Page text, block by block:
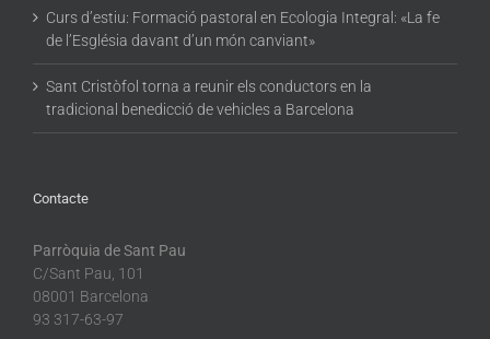
Curs d’estiu: Formació pastoral en Ecologia Integral: «La fe
de l’Església davant d’un món canviant»
Sant Cristòfol torna a reunir els conductors en la
tradicional benedicció de vehicles a Barcelona
Contacte
Parròquia de Sant Pau
C/Sant Pau, 101
08001 Barcelona
93 317-63-97